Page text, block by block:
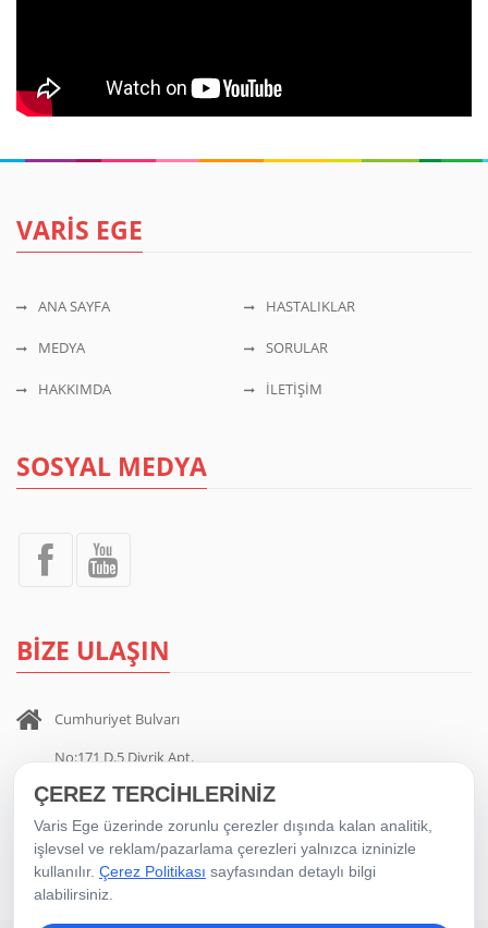
VARİS EGE
ANA SAYFA HASTALIKLAR
MEDYA SORULAR
HAKKIMDA İLETİŞİM
SOSYAL MEDYA
BİZE ULAŞIN
Cumhuriyet Bulvarı
No:171 D.5 Divrik Apt.
Alsancak / İZMİR
0 232 404 00 35- 0 532 705 11 81
ÇEREZ TERCİHLERİNİZ
Varis Ege üzerinde zorunlu çerezler dışında kalan analitik,
işlevsel ve reklam/pazarlama çerezleri yalnızca izninizle
kullanılır. Çerez Politikası sayfasından detaylı bilgi
alabilirsiniz.